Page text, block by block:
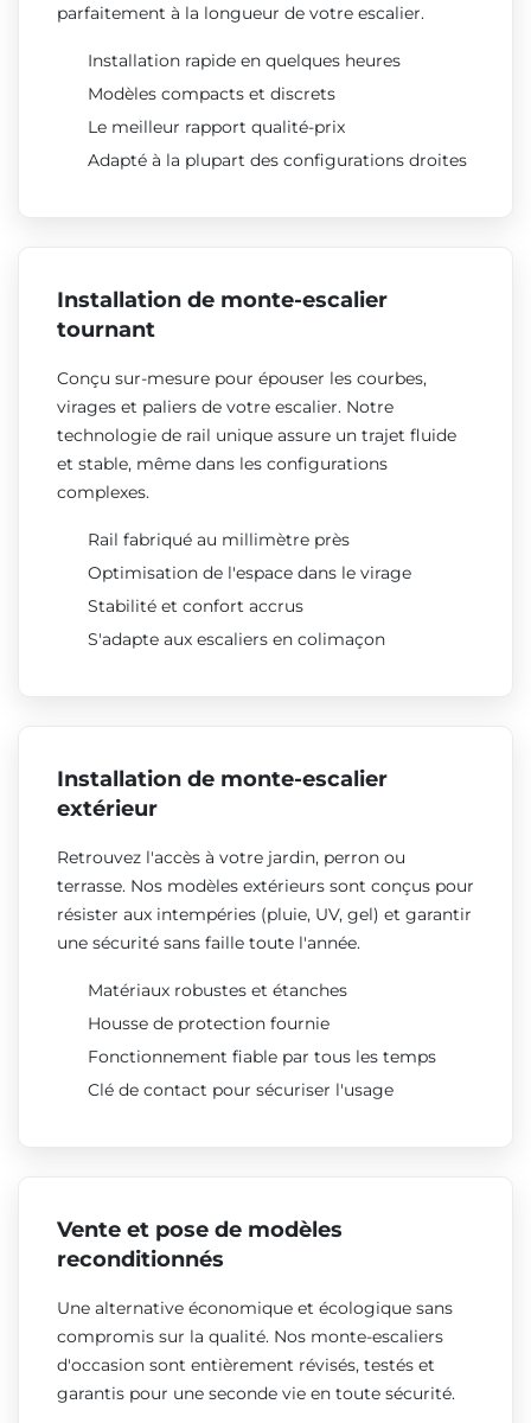
parfaitement à la longueur de votre escalier.
Installation rapide en quelques heures
Modèles compacts et discrets
Le meilleur rapport qualité-prix
Adapté à la plupart des configurations droites
Installation de monte-escalier
tournant
Conçu sur-mesure pour épouser les courbes,
virages et paliers de votre escalier. Notre
technologie de rail unique assure un trajet fluide
et stable, même dans les configurations
complexes.
Rail fabriqué au millimètre près
Optimisation de l'espace dans le virage
Stabilité et confort accrus
S'adapte aux escaliers en colimaçon
Installation de monte-escalier
extérieur
Retrouvez l'accès à votre jardin, perron ou
terrasse. Nos modèles extérieurs sont conçus pour
résister aux intempéries (pluie, UV, gel) et garantir
une sécurité sans faille toute l'année.
Matériaux robustes et étanches
Housse de protection fournie
Fonctionnement fiable par tous les temps
Clé de contact pour sécuriser l'usage
Vente et pose de modèles
reconditionnés
Une alternative économique et écologique sans
compromis sur la qualité. Nos monte-escaliers
d'occasion sont entièrement révisés, testés et
garantis pour une seconde vie en toute sécurité.